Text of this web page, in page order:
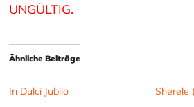
UNGÜLTIG.
Ähnliche Beiträge
In Dulci Jubilo
Sherele